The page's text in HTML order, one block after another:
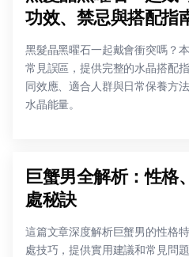
功效、禁忌與搭配指
黑髮晶黑曜石一起戴會衝突嗎？
常見誤區，提供完整的水晶搭配
同效應、適合人群與日常保養方
水晶能量。
巨蟹男全解析：性格
處秘訣
這篇文章深度解析巨蟹男的性格
處技巧，提供實用建議和常見問